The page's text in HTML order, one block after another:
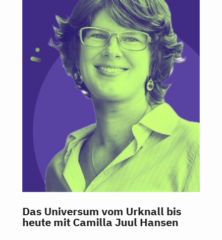
Das Universum vom Urknall bis
heute mit Camilla Juul Hansen